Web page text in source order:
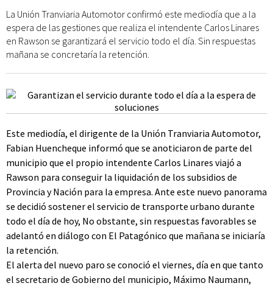
La Unión Tranviaria Automotor confirmó este mediodía que a la
espera de las gestiones que realiza el intendente Carlos Linares
en Rawson se garantizará el servicio todo el día. Sin respuestas
mañana se concretaría la retención.
Este mediodía, el dirigente de la Unión Tranviaria Automotor,
Fabian Huencheque informó que se anoticiaron de parte del
municipio que el propio intendente Carlos Linares viajó a
Rawson para conseguir la liquidación de los subsidios de
Provincia y Nación para la empresa. Ante este nuevo panorama
se decidió sostener el servicio de transporte urbano durante
todo el día de hoy, No obstante, sin respuestas favorables se
adelantó en diálogo con El Patagónico que mañana se iniciaría
la retención.
El alerta del nuevo paro se conoció el viernes, día en que tanto
el secretario de Gobierno del municipio, Máximo Naumann,